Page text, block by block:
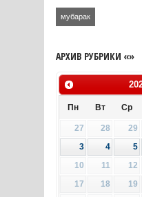
мубарак
АРХИВ РУБРИКИ «»
Пн Вт Ср
27 28 29
3
4 5
10
11 12
17
18 19